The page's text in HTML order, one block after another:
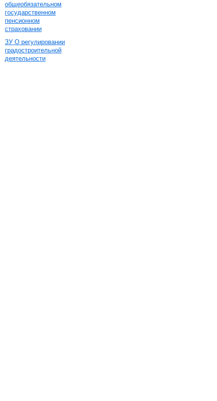
общеобязательном
государственном
пенсионном
страховании
ЗУ О регулировании
градостроительной
деятельности